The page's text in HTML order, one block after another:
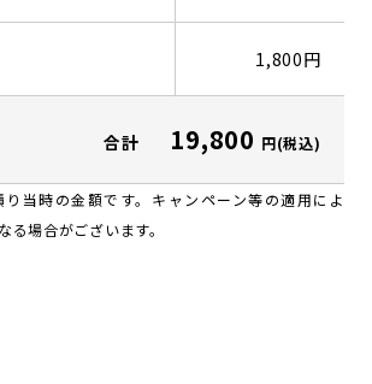
1,800円
合計 19,800 円(税込)
当時の金額です。キャンペーン等の適用によ
る場合がございます。